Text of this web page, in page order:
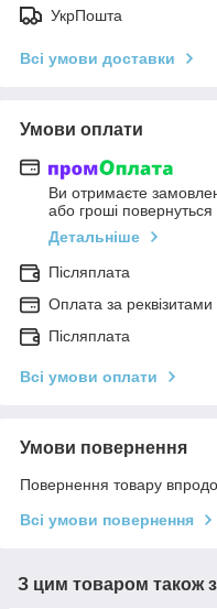
УкрПошта
Всі умови доставки
Умови оплати
Ви отримаєте
або гроші
Детальніше
Післяплата
Оплата за реквізитами
Післяплата
Всі умови оплати
Умови повернення
Повернення товару
Всі умови повернення
З цим товаром також